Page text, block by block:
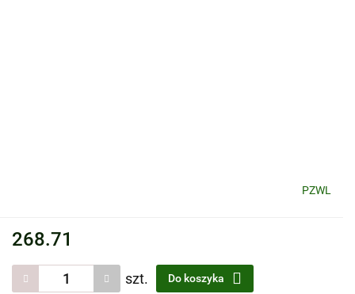
PZWL
268.71
szt. Do koszyka